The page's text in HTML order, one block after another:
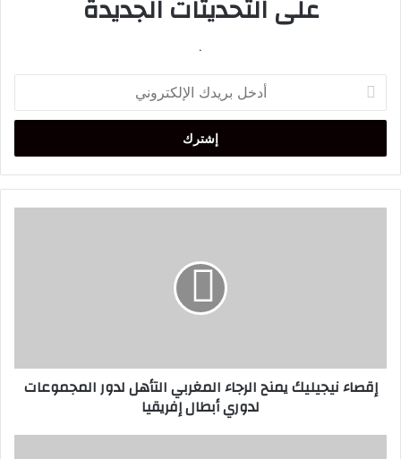
على التحديثات الجديدة
.
بريدك
الإلكتروني
لدوري
أبطال
إقصاء نيجيليك يمنح الرجاء المغربي التأهل لدور المجموعات
لدوري أبطال إفريقيا